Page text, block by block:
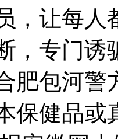
，让每人
，专门诱
包河警
保健品